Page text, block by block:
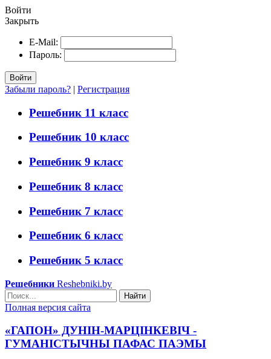
Войти
Закрыть
E-Mail:
Пароль:
Войти
Забыли пароль? | Регистрация
Решебник 11 класс
Решебник 10 класс
Решебник 9 класс
Решебник 8 класс
Решебник 7 класс
Решебник 6 класс
Решебник 5 класс
Решебники Reshebniki.by
Найти
Полная версия сайта
«ГАПОН» ДУНІН-МАРЦІНКЕВІЧ -
ГУМАНІСТЫЧНЫ ПАФАС ПАЭМЫ